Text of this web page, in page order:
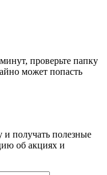
проверьте папку
может попасть
и получать полезные
об акциях и